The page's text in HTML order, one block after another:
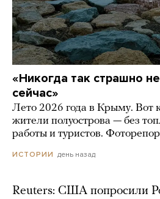
«Никогда так страшно
сейчас»
Лето 2026 года в Крыму. Вот
жители полуострова — без
работы и туристов.
ИСТОРИИ день назад
Reuters: США попросили